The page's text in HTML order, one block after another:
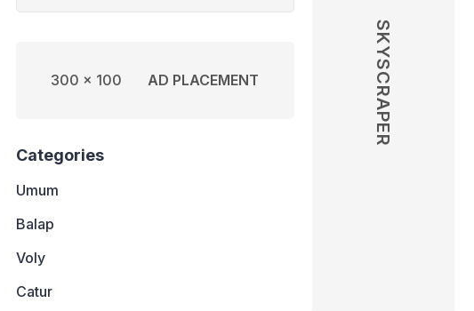
SKYSCRAPER
300 x 100 AD PLACEMENT
Categories
Umum
Balap
Voly
Catur